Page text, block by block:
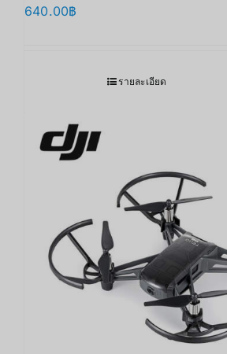
640.00฿
รายละเอียด